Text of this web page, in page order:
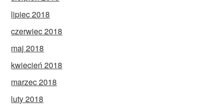
lipiec 2018
czerwiec 2018
maj 2018
kwiecień 2018
marzec 2018
luty 2018